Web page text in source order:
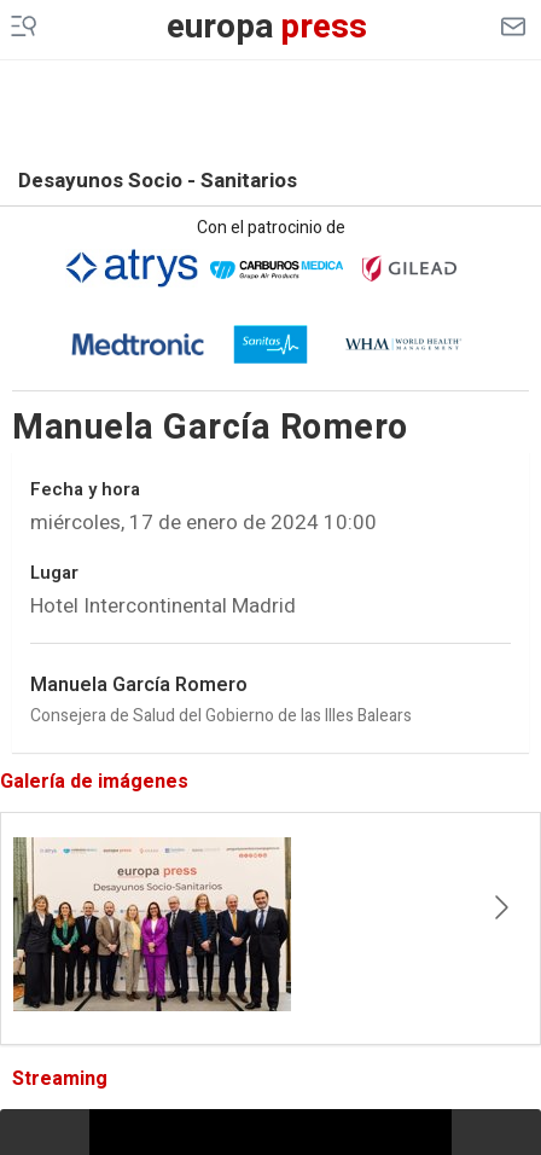
europapress
Desayunos Socio - Sanitarios
Con el patrocinio de
Manuela García Romero
Fecha y hora
miércoles, 17 de enero de 2024 10:00
Lugar
Hotel Intercontinental Madrid
Manuela García Romero
Consejera de Salud del Gobierno de las Illes Balears
Galería de imágenes
Streaming